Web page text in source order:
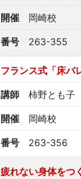
開催 岡崎校
番号 263-355
フランス式「床バ
講師 柿野とも子
開催 岡崎校
番号 263-356
疲れない身体をつ